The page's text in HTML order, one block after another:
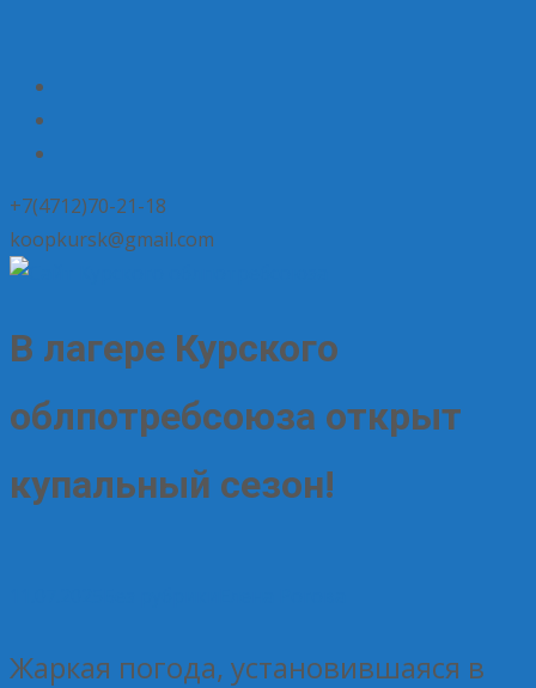
+7(4712)70-21-18
koopkursk@gmail.com
В лагере Курского
облпотребсоюза открыт
купальный сезон!
Жаркая погода, установившаяся в